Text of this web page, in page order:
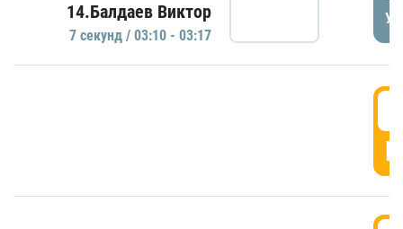
14.Балдаев Виктор
7 секунд / 03:10 - 03:17